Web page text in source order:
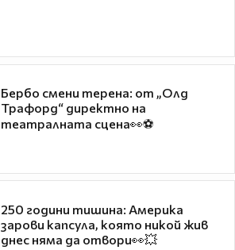
Бербо смени терена: от „Олд
Трафорд“ директно на
театралната сцена👀⚽
250 години тишина: Америка
зарови капсула, която никой жив
днес няма да отвори👀💥